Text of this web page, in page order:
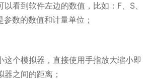
看到软件左边的数值，比如：F、S、
数的数值和计量单位；
这个模拟器，直接使用手指放大缩小即
之间的距离；